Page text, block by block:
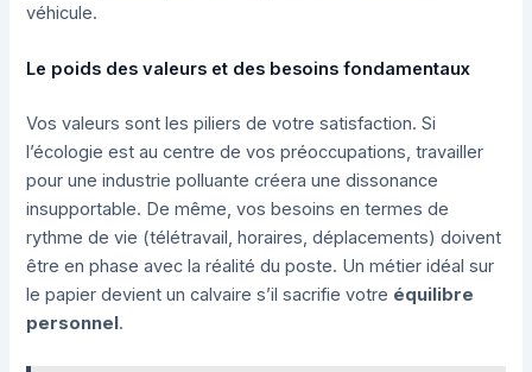
véhicule.
Le poids des valeurs et des besoins fondamentaux
Vos valeurs sont les piliers de votre satisfaction. Si
l’écologie est au centre de vos préoccupations, travailler
pour une industrie polluante créera une dissonance
insupportable. De même, vos besoins en termes de
rythme de vie (télétravail, horaires, déplacements) doivent
être en phase avec la réalité du poste. Un métier idéal sur
le papier devient un calvaire s’il sacrifie votre équilibre
personnel.